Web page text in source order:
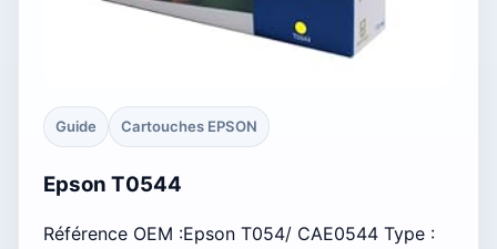
Guide Cartouches EPSON
Epson T0544
Référence OEM :Epson T054/ CAE0544 Type :